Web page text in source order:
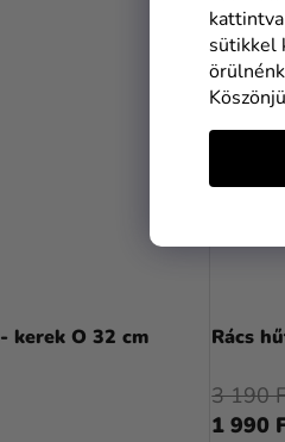
sütikkel
kerek O 32 cm Rács
1 990
3 190